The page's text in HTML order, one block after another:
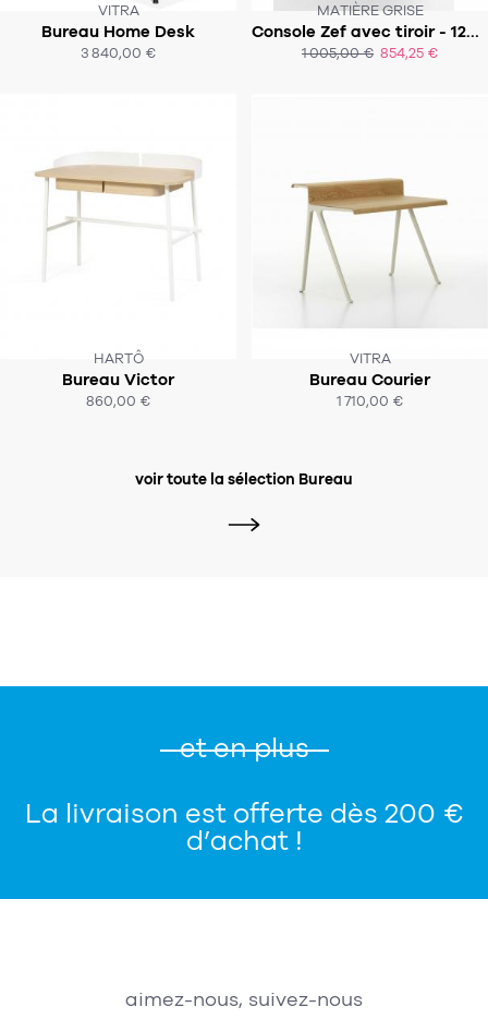
VITRA
Bureau Home Desk
3 840,00 €
SOUS 6-8 SEMAINES
ACHAT EXPRESS
MATIÈRE GRISE
Console Zef avec tiroir - 120x35 cm
1 005,00 € 854,25 €
SOUS 4-5 SEMAINES
ACHAT EXPRESS
HARTÔ
Bureau Victor
860,00 €
SOUS 4-5 SEMAINES
ACHAT EXPRESS
VITRA
Bureau Courier
1 710,00 €
SOUS 6-8 SEMAINES
ACHAT EXPRESS
voir toute la sélection Bureau
et en plus
La livraison est offerte dès 200 €
d’achat !
aimez-nous, suivez-nous